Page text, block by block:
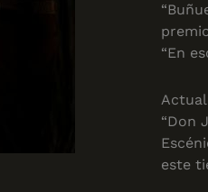
“En
“Don
este